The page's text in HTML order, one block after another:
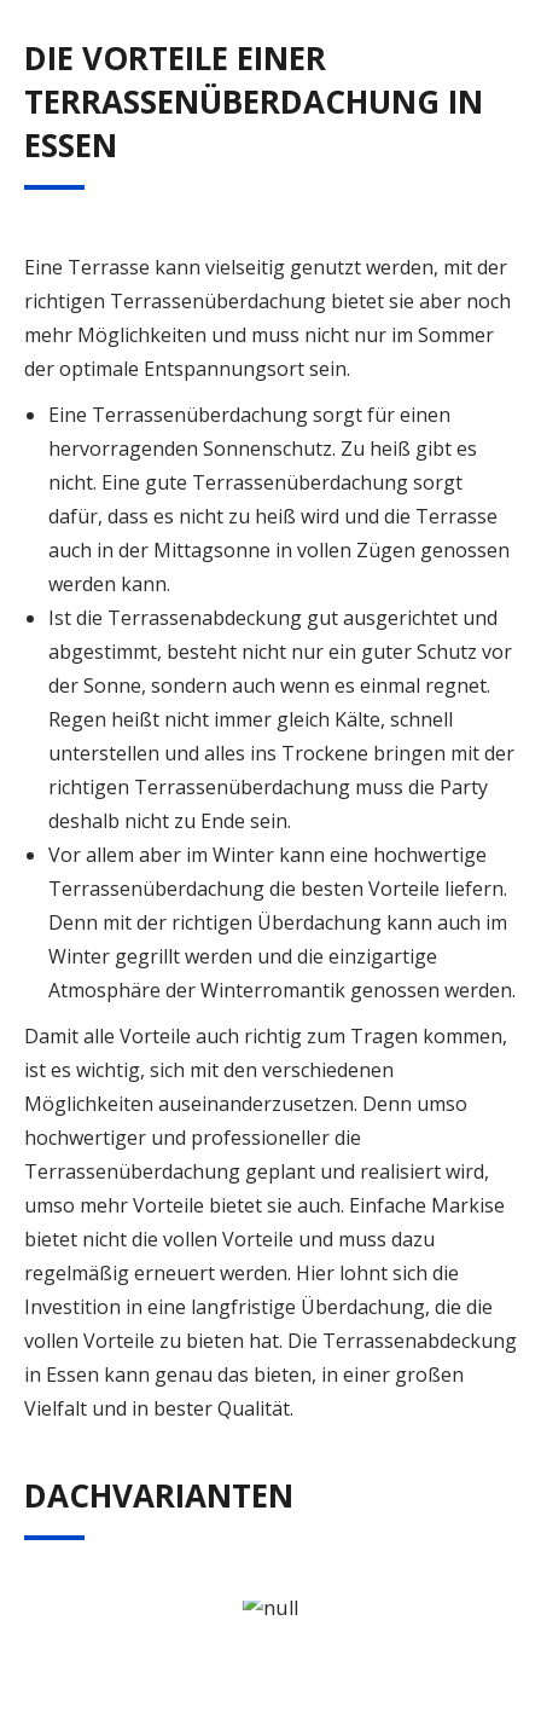
DIE VORTEILE EINER
TERRASSENÜBERDACHUNG IN
ESSEN
Eine Terrasse kann vielseitig genutzt werden, mit der
richtigen Terrassenüberdachung bietet sie aber noch
mehr Möglichkeiten und muss nicht nur im Sommer
der optimale Entspannungsort sein.
Eine Terrassenüberdachung sorgt für einen
hervorragenden Sonnenschutz. Zu heiß gibt es
nicht. Eine gute Terrassenüberdachung sorgt
dafür, dass es nicht zu heiß wird und die Terrasse
auch in der Mittagsonne in vollen Zügen genossen
werden kann.
Ist die Terrassenabdeckung gut ausgerichtet und
abgestimmt, besteht nicht nur ein guter Schutz vor
der Sonne, sondern auch wenn es einmal regnet.
Regen heißt nicht immer gleich Kälte, schnell
unterstellen und alles ins Trockene bringen mit der
richtigen Terrassenüberdachung muss die Party
deshalb nicht zu Ende sein.
Vor allem aber im Winter kann eine hochwertige
Terrassenüberdachung die besten Vorteile liefern.
Denn mit der richtigen Überdachung kann auch im
Winter gegrillt werden und die einzigartige
Atmosphäre der Winterromantik genossen werden.
Damit alle Vorteile auch richtig zum Tragen kommen,
ist es wichtig, sich mit den verschiedenen
Möglichkeiten auseinanderzusetzen. Denn umso
hochwertiger und professioneller die
Terrassenüberdachung geplant und realisiert wird,
umso mehr Vorteile bietet sie auch. Einfache Markise
bietet nicht die vollen Vorteile und muss dazu
regelmäßig erneuert werden. Hier lohnt sich die
Investition in eine langfristige Überdachung, die die
vollen Vorteile zu bieten hat. Die Terrassenabdeckung
in Essen kann genau das bieten, in einer großen
Vielfalt und in bester Qualität.
DACHVARIANTEN